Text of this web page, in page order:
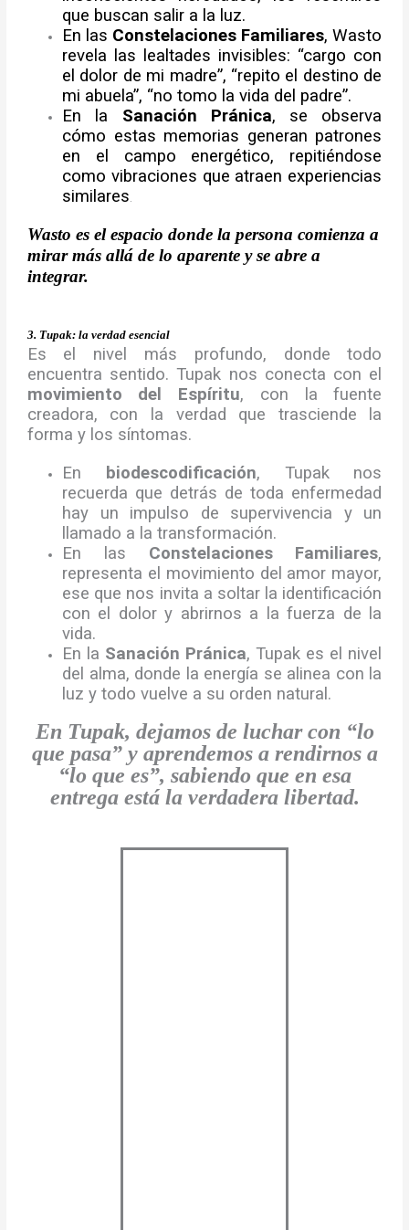
que buscan salir a la luz.
En las Constelaciones Familiares, Wasto
revela las lealtades invisibles: “cargo con
el dolor de mi madre”, “repito el destino de
mi abuela”, “no tomo la vida del padre”.
En la Sanación Pránica, se observa
cómo estas memorias generan patrones
en el campo energético, repitiéndose
como vibraciones que atraen experiencias
similares.
Wasto es el espacio donde la persona comienza a
mirar más allá de lo aparente y se abre a
integrar.
3. Tupak: la verdad esencial
Es el nivel más profundo, donde todo
encuentra sentido. Tupak nos conecta con el
movimiento del Espíritu, con la fuente
creadora, con la verdad que trasciende la
forma y los síntomas.
En
biodescodificación, Tupak nos
recuerda que detrás de toda enfermedad
hay un impulso de supervivencia y un
llamado a la transformación.
En las Constelaciones Familiares,
representa el movimiento del amor mayor,
ese que nos invita a soltar la identificación
con el dolor y abrirnos a la fuerza de la
vida.
En la Sanación Pránica, Tupak es el nivel
del alma, donde la energía se alinea con la
luz y todo vuelve a su orden natural.
En Tupak, dejamos de luchar con “lo
que pasa” y aprendemos a rendirnos a
“lo que es”, sabiendo que en esa
entrega está la verdadera libertad.